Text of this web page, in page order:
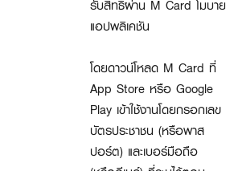
รับสิทธิ์ผ่าน M Card โมบาย
แอปพลิเคชัน
โดยดาวน์โหลด M Card ที่
App Store หรือ Google
Play เข้าใช้งานโดยกรอกเลข
บัตรประชาชน (หรือพาส
ปอร์ต) และเบอร์มือถือ